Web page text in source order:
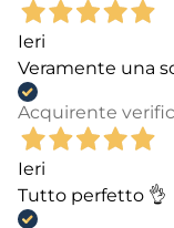
Ieri
Veramente una
Acquirente
Ieri
Tutto perfetto 👌